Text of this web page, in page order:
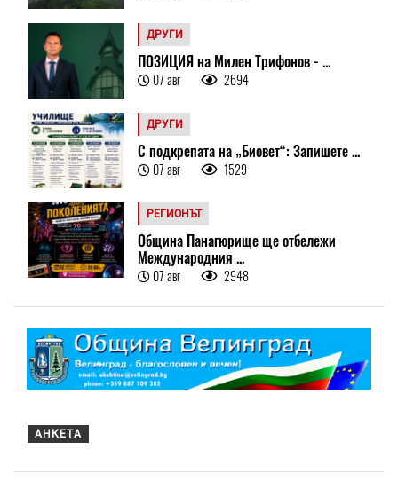
ДРУГИ
ПОЗИЦИЯ на Милен Трифонов - ...
07 авг 2694
ДРУГИ
С подкрепата на „Биовет“: Запишете ...
07 авг 1529
РЕГИОНЪТ
Община Панагюрище ще отбележи
Международния ...
07 авг 2948
АНКЕТА